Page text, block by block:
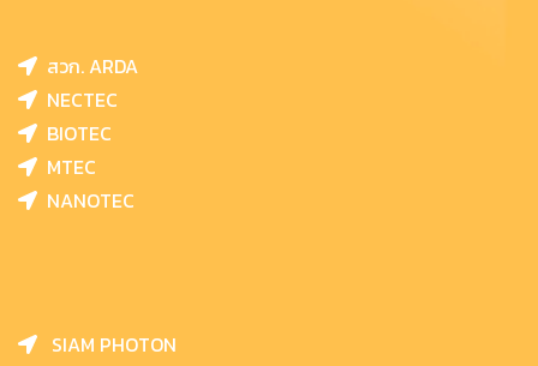
สวก. ARDA
NECTEC
BIOTEC
MTEC
NANOTEC
SIAM PHOTON